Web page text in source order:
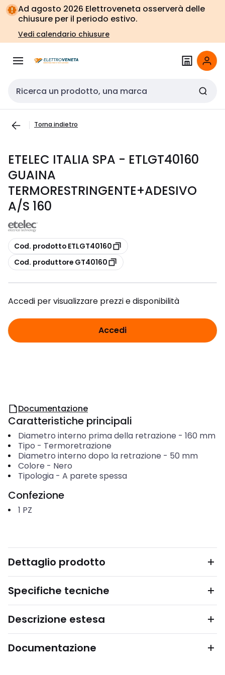
Vai alla
navigazione
Vai
alla
pagina
Ad agosto 2026 Elettroveneta osserverà delle
chiusure per il periodo estivo.
Vedi calendario chiusure
Cerca input
Torna indietro
ETELEC ITALIA SPA - ETLGT40160
GUAINA
TERMORESTRINGENTE+ADESIVO
A/S 160
copia
Cod. prodotto ETLGT40160
copia
Cod. produttore GT40160
Accedi per visualizzare prezzi e disponibilità
Accedi
Documentazione
Caratteristiche principali
Diametro interno prima della retrazione - 160 mm
Tipo - Termoretrazione
Diametro interno dopo la retrazione - 50 mm
Colore - Nero
Tipologia- A parete spessa
Confezione
1 PZ
Dettaglio prodotto
Specifiche tecniche
Descrizione estesa
Documentazione